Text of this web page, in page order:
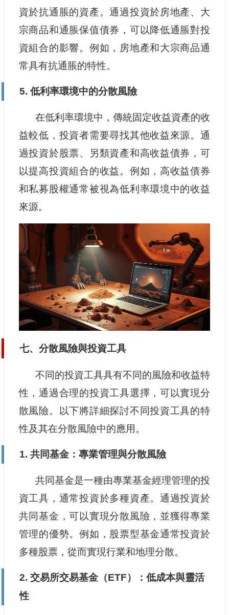
資於抗通脹的資產。通過投資於房地產、大
宗商品和通脹保值債券，可以降低通脹對投
資組合的影響。例如，房地產和大宗商品通
常具有抗通脹的特性。
5. 低利率環境中的分散風險
在低利率環境中，傳統固定收益資產的收
益較低，投資者需要尋找其他收益來源。通
過投資於股票、另類資產和高收益債券，可
以提高投資組合的收益。例如，高收益債券
和私募股權通常被視為低利率環境中的收益
來源。
七、分散風險與投資工具
不同的投資工具具有不同的風險和收益特
性，通過合理的投資工具選擇，可以實現分
散風險。以下將詳細探討不同投資工具的特
性及其在分散風險中的應用。
1. 共同基金：專業管理與分散風險
共同基金是一種由專業基金經理管理的投
資工具，通常投資於多種資產。通過投資於
共同基金，可以實現分散風險，並獲得專業
管理的優勢。例如，股票型基金通常投資於
多種股票，從而實現行業和地理分散。
2. 交易所交易基金（ETF）：低成本與靈活
性